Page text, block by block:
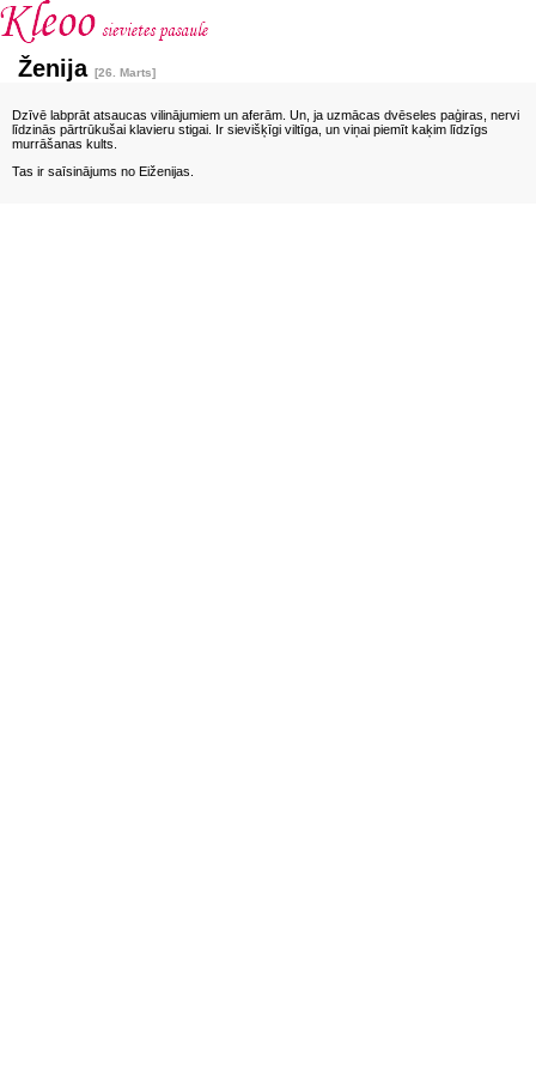
Ženija [26. Marts]
Dzīvē labprāt atsaucas vilinājumiem un aferām. Un, ja uzmācas dvēseles paģiras, nervi
līdzinās pārtrūkušai klavieru stigai. Ir sievišķīgi viltīga, un viņai piemīt kaķim līdzīgs
murrāšanas kults.
Tas ir saīsinājums no Eiženijas.